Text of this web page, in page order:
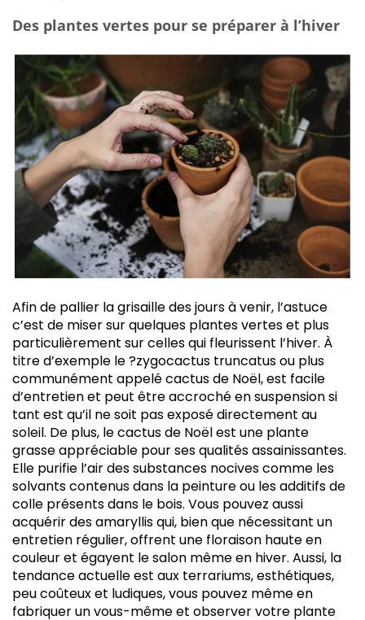
Des plantes vertes pour se préparer à l’hiver
Afin de pallier la grisaille des jours à venir, l’astuce
c’est de miser sur quelques plantes vertes et plus
particulièrement sur celles qui fleurissent l’hiver. À
titre d’exemple le ?zygocactus truncatus ou plus
communément appelé cactus de Noël, est facile
d’entretien et peut être accroché en suspension si
tant est qu’il ne soit pas exposé directement au
soleil. De plus, le cactus de Noël est une plante
grasse appréciable pour ses qualités assainissantes.
Elle purifie l’air des substances nocives comme les
solvants contenus dans la peinture ou les additifs de
colle présents dans le bois. Vous pouvez aussi
acquérir des amaryllis qui, bien que nécessitant un
entretien régulier, offrent une floraison haute en
couleur et égayent le salon même en hiver. Aussi, la
tendance actuelle est aux terrariums, esthétiques,
peu coûteux et ludiques, vous pouvez même en
fabriquer un vous-même et observer votre plante